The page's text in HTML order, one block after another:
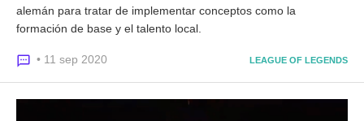
alemán para tratar de implementar conceptos como la
formación de base y el talento local.
• 11 sep 2020 LEAGUE OF LEGENDS